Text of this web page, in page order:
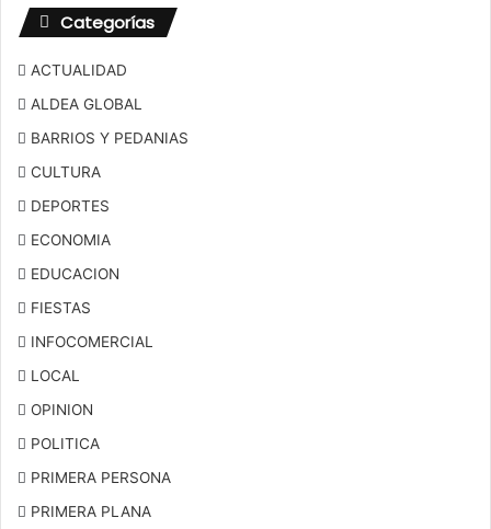
Categorías
ACTUALIDAD
ALDEA GLOBAL
BARRIOS Y PEDANIAS
CULTURA
DEPORTES
ECONOMIA
EDUCACION
FIESTAS
INFOCOMERCIAL
LOCAL
OPINION
POLITICA
PRIMERA PERSONA
PRIMERA PLANA